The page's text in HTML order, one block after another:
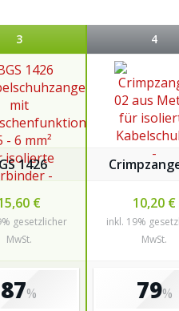
3 4
1426
€
gesetzlicher
MwSt.
10,20 €
inkl. 19%
MwSt.
87% 79%